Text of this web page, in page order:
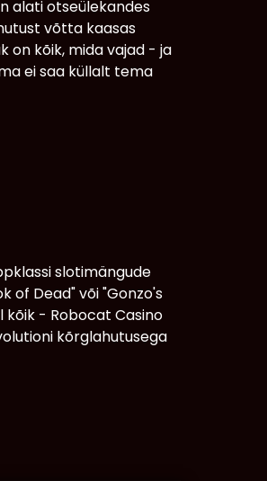
alati otseülekandes
võtta kaasas
on kõik, mida vajad - ja
ei saa küllalt tema
slotimängude
of Dead" või "Gonzo's
kõik - Robocat Casino
kõrglahutusega